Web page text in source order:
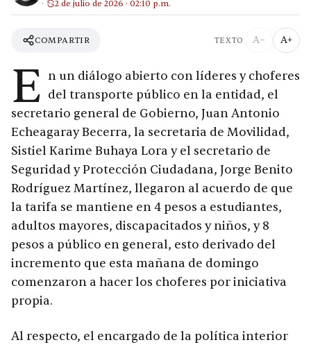
2 de julio de 2026 · 02:10 p.m.
COMPARTIR TEXTO A− A+
E n un diálogo abierto con líderes y choferes
del transporte público en la entidad, el
secretario general de Gobierno, Juan Antonio
Echeagaray Becerra, la secretaria de Movilidad,
Sistiel Karime Buhaya Lora y el secretario de
Seguridad y Protección Ciudadana, Jorge Benito
Rodríguez Martínez, llegaron al acuerdo de que
la tarifa se mantiene en 4 pesos a estudiantes,
adultos mayores, discapacitados y niños, y 8
pesos a público en general, esto derivado del
incremento que esta mañana de domingo
comenzaron a hacer los choferes por iniciativa
propia.
Al respecto, el encargado de la política interior